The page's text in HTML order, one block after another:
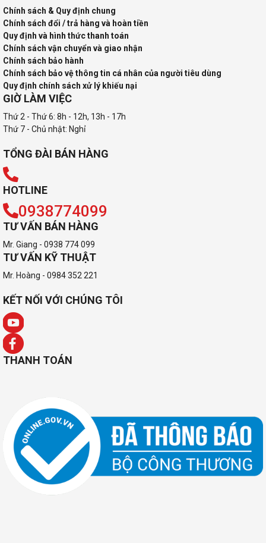
Chính sách & Quy định chung
Chính sách đổi / trả hàng và hoàn tiền
Quy định và hình thức thanh toán
Chính sách vận chuyển và giao nhận
Chính sách bảo hành
Chính sách bảo vệ thông tin cá nhân của người tiêu dùng
Quy định chính sách xử lý khiếu nại
GIỜ LÀM VIỆC
Thứ 2 - Thứ 6: 8h - 12h, 13h - 17h
Thứ 7 - Chủ nhật: Nghỉ
TỔNG ĐÀI BÁN HÀNG
HOTLINE
0938774099
TƯ VẤN BÁN HÀNG
Mr. Giang - 0938 774 099
TƯ VẤN KỸ THUẬT
Mr. Hoàng - 0984 352 221
KẾT NỐI VỚI CHÚNG TÔI
THANH TOÁN